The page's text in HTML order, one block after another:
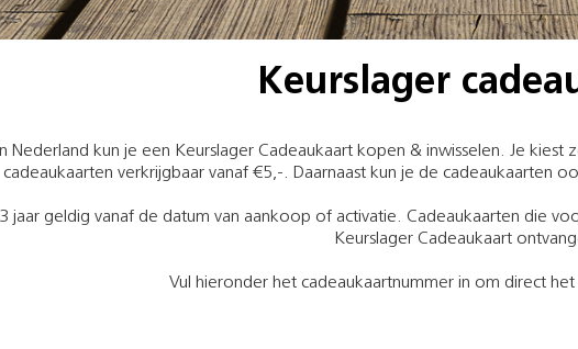
Keurslager
Nederland kun je een Keurslager Cadeaukaart kopen & inwisselen. Je
cadeaukaarten verkrijgbaar vanaf €5,-. Daarnaast kun je de cadeaukaarten
3 jaar geldig vanaf de datum van aankoop of activatie. Cadeaukaarten die
Keurslager Cadeaukaart
Vul hieronder het cadeaukaartnummer in om direct